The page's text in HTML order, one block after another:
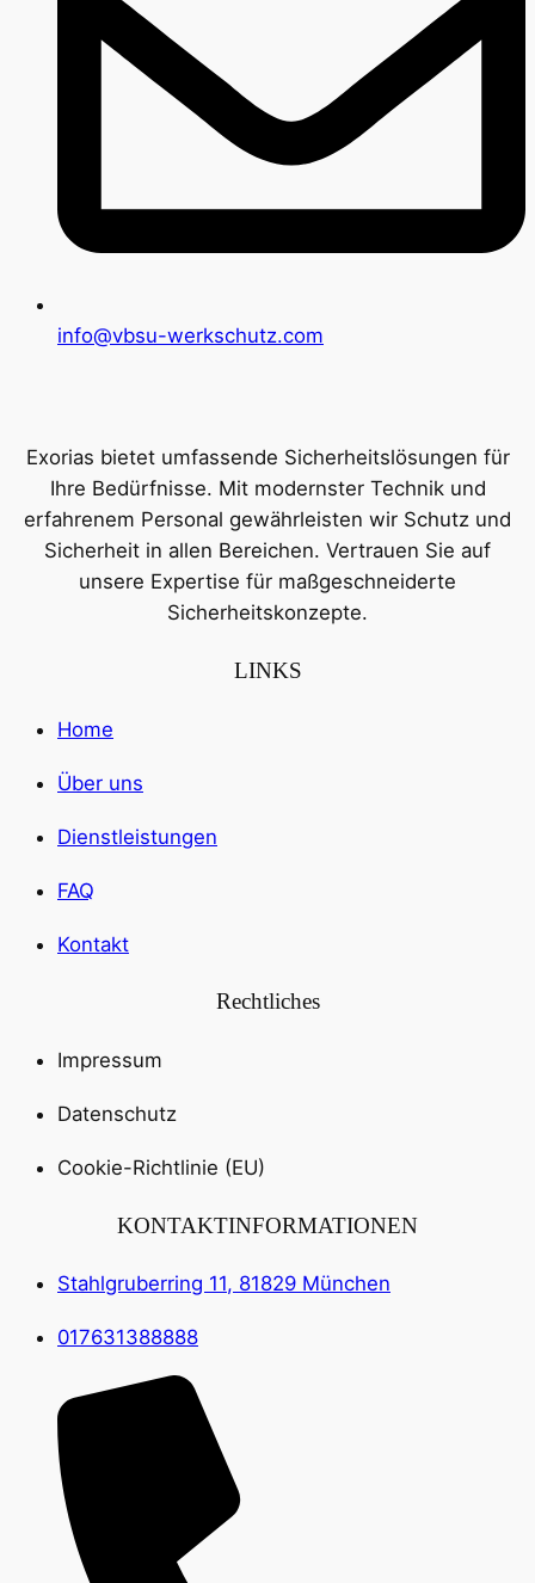
info@vbsu-werkschutz.com
Exorias bietet umfassende Sicherheitslösungen für
Ihre Bedürfnisse. Mit modernster Technik und
erfahrenem Personal gewährleisten wir Schutz und
Sicherheit in allen Bereichen. Vertrauen Sie auf
unsere Expertise für maßgeschneiderte
Sicherheitskonzepte.
LINKS
Home
Über uns
Dienstleistungen
FAQ
Kontakt
Rechtliches
Impressum
Datenschutz
Cookie-Richtlinie (EU)
KONTAKTINFORMATIONEN
Stahlgruberring 11, 81829 München
017631388888